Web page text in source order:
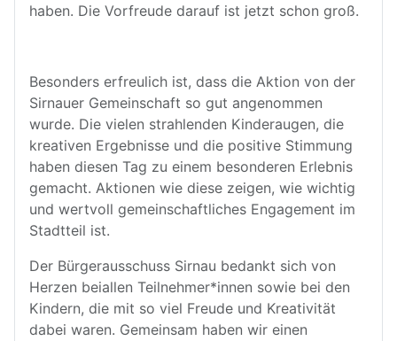
haben. Die Vorfreude darauf ist jetzt schon groß.
Besonders erfreulich ist, dass die Aktion von der
Sirnauer Gemeinschaft so gut angenommen
wurde. Die vielen strahlenden Kinderaugen, die
kreativen Ergebnisse und die positive Stimmung
haben diesen Tag zu einem besonderen Erlebnis
gemacht. Aktionen wie diese zeigen, wie wichtig
und wertvoll gemeinschaftliches Engagement im
Stadtteil ist.
Der Bürgerausschuss Sirnau bedankt sich von
Herzen beiallen Teilnehmer*innen sowie bei den
Kindern, die mit so viel Freude und Kreativität
dabei waren. Gemeinsam haben wir einen